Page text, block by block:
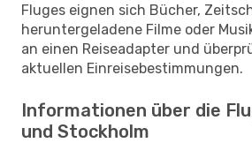
Fluges eignen sich Bücher,
heruntergeladene Filme oder
an einen Reiseadapter und
aktuellen Einreisebestimmungen.
Informationen über die
und Stockholm